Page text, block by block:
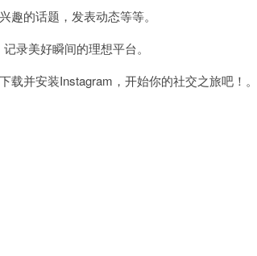
的话题，发表动态等等。
美好瞬间的理想平台。
并安装Instagram，开始你的社交之旅吧！。